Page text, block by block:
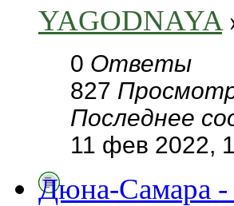
YAGODNAYA
0 Ответы
827
Последнее
11 фев 2022,
Дюна-Самара -